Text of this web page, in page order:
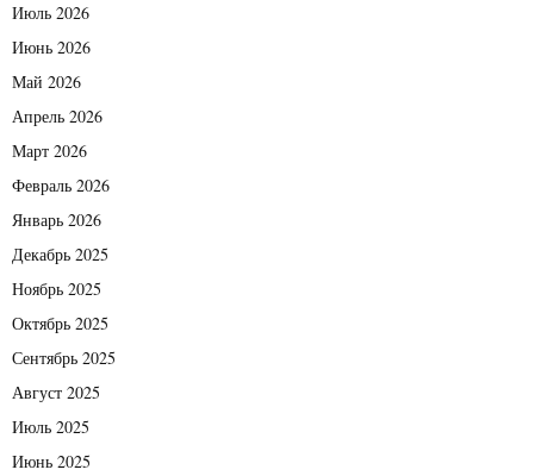
Июль 2026
Июнь 2026
Май 2026
Апрель 2026
Март 2026
Февраль 2026
Январь 2026
Декабрь 2025
Ноябрь 2025
Октябрь 2025
Сентябрь 2025
Август 2025
Июль 2025
Июнь 2025